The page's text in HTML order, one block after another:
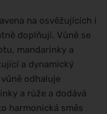
na osvěžujících i
doplňují. Vůně se
mandarinky a
a dynamický
odhaluje
a růže a dodává
harmonická směs